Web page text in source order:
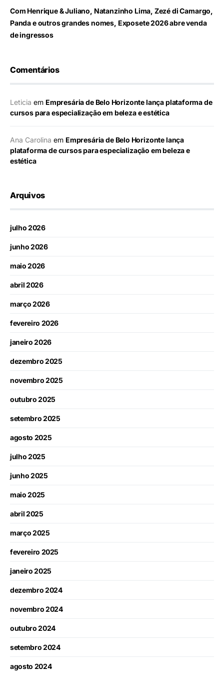
Com Henrique & Juliano, Natanzinho Lima, Zezé di Camargo,
Panda e outros grandes nomes, Exposete 2026 abre venda
de ingressos
Comentários
Leticia em Empresária de Belo Horizonte lança plataforma de
cursos para especialização em beleza e estética
Ana Carolina em Empresária de Belo Horizonte lança
plataforma de cursos para especialização em beleza e
estética
Arquivos
julho 2026
junho 2026
maio 2026
abril 2026
março 2026
fevereiro 2026
janeiro 2026
dezembro 2025
novembro 2025
outubro 2025
setembro 2025
agosto 2025
julho 2025
junho 2025
maio 2025
abril 2025
março 2025
fevereiro 2025
janeiro 2025
dezembro 2024
novembro 2024
outubro 2024
setembro 2024
agosto 2024